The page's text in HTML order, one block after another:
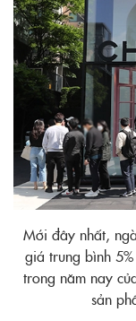
Mới đây nhất,
giá trung bình
trong năm nay
sản